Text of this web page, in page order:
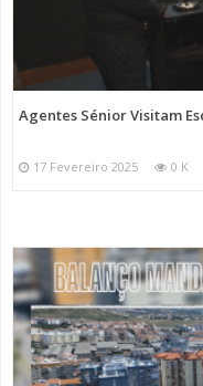
Agentes Sénior Visitam
17 Fevereiro 2025 0 K